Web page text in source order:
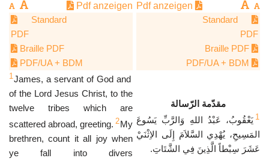
Pdf anzeigen
Standard
PDF
Braille PDF
PDF/UA + BDM
1James, a servant of God and
of the Lord Jesus Christ, to the
twelve tribes which are
scattered abroad, greeting. 2My
brethren, count it all joy when
ye fall into divers
Standard
PDF
مقدّمة الرّسالة
1 يَعْقُوبُ، عَبْدُ اللهِ وَالرَّبِّ يَسُوعَ
المَسِيحِ، يُهْدِي السَّلاَمَ إِلَى الاِثْنَيْ
عَشَرَ سِبْطاً الَّذِينَ فِي الشَّتَاتِ.